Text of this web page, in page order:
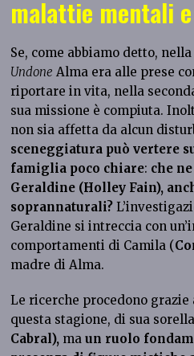
malattie mentali
Se, come abbiamo detto,
Undone Alma era alle prese
riportare in vita, nella
sua missione è compiuta.
non sia affetta da alcun
sceneggiatura può vertere
famiglia poco chiare: che
Geraldine (Holley Fain),
soprannaturali?
Geraldine si intreccia con
comportamenti di Camila (
madre di Alma.
Le ricerche procedono
questa stagione, di sua
Cabral), maun ruolo